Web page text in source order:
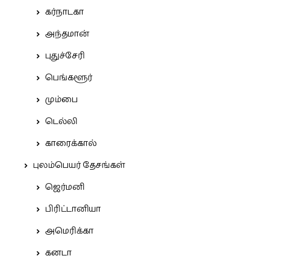
கர்நாடகா
அந்தமான்
புதுச்சேரி
பெங்களூர்
மும்பை
டெல்லி
காரைக்கால்
புலம்பெயர் தேசங்கள்
ஜெர்மனி
பிரிட்டானியா
அமெரிக்கா
கனடா